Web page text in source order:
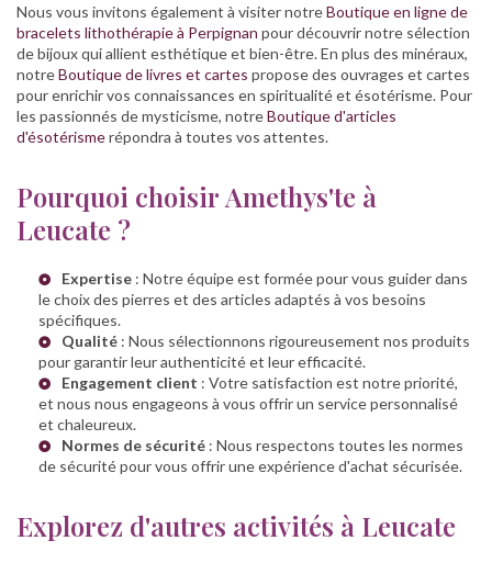
Nous vous invitons également à visiter notreBoutique en ligne de
bracelets lithothérapie à Perpignan pour découvrir notre sélection
de bijoux qui allient esthétique et bien-être. En plus des minéraux,
notreBoutique de livres et cartes propose des ouvrages et cartes
pour enrichir vos connaissances en spiritualité et ésotérisme. Pour
les passionnés de mysticisme, notreBoutique d'articles
d'ésotérismerépondra à toutes vos attentes.
Pourquoi choisir Amethys'te à
Leucate ?
Expertise : Notre équipe est formée pour vous guider dans
le choix des pierres et des articles adaptés à vos besoins
spécifiques.
Qualité : Nous sélectionnons rigoureusement nos produits
pour garantir leur authenticité et leur efficacité.
Engagement client : Votre satisfaction est notre priorité,
et nous nous engageons à vous offrir un service personnalisé
et chaleureux.
Normes de sécurité : Nous respectons toutes les normes
de sécurité pour vous offrir une expérience d'achat sécurisée.
Explorez d'autres activités à Leucate